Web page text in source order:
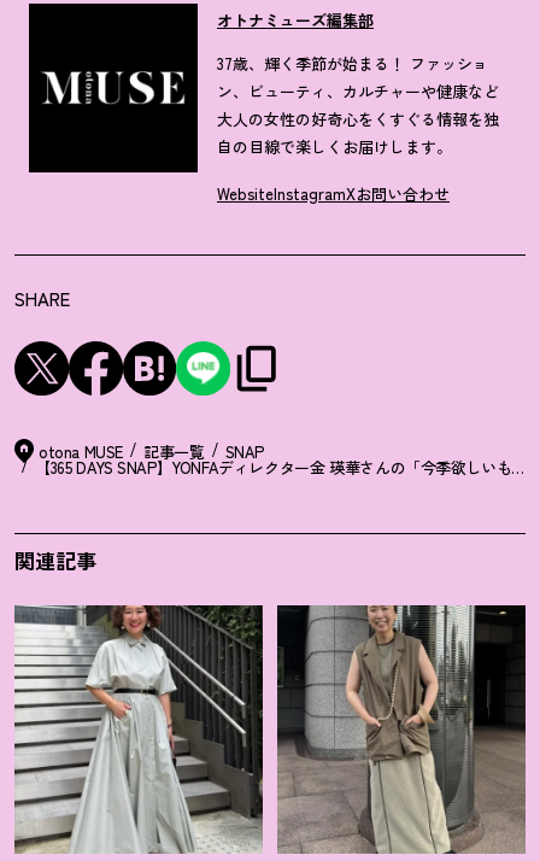
オトナミューズ編集部
37歳、輝く季節が始まる！ ファッショ
ン、ビューティ、カルチャーや健康など
大人の女性の好奇心をくすぐる情報を独
自の目線で楽しくお届けします。
WebsiteInstagramXお問い合わせ
SHARE
otona MUSE 記事一覧 SNAP
【365 DAYS SNAP】YONFAディレクター金 瑛華さんの「今季欲しいもの
関連記事